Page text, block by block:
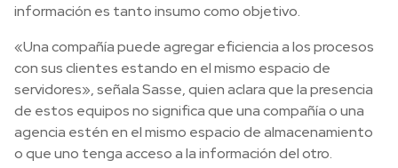
información es tanto insumo como objetivo.
«Una compañía puede agregar eficiencia a los procesos
con sus clientes estando en el mismo espacio de
servidores», señala Sasse, quien aclara que la presencia
de estos equipos no significa que una compañía o una
agencia estén en el mismo espacio de almacenamiento
o que uno tenga acceso a la información del otro.